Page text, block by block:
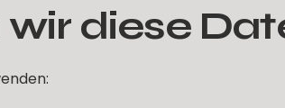
diese